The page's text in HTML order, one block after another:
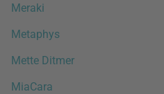
Meraki
Metaphys
Mette Ditmer
MiaCara